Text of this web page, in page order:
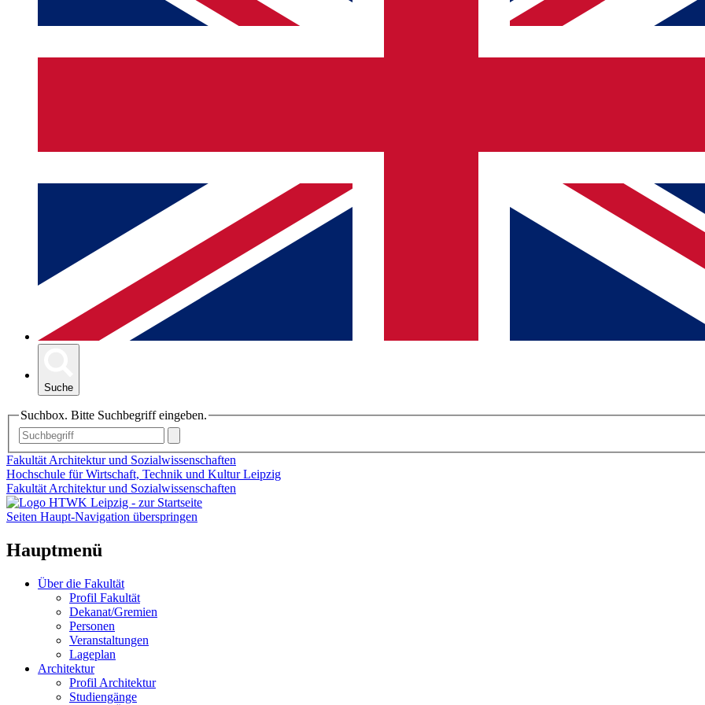
Suche
Suchbox. Bitte Suchbegriff eingeben.
Fakultät Architektur und Sozialwissenschaften
Hochschule für Wirtschaft, Technik und Kultur Leipzig
Fakultät Architektur und Sozialwissenschaften
Seiten Haupt-Navigation überspringen
Hauptmenü
Über die Fakultät
Profil Fakultät
Dekanat/Gremien
Personen
Veranstaltungen
Lageplan
Architektur
Profil Architektur
Studiengänge